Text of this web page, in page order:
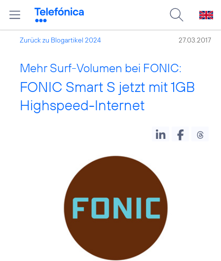
Zurück zu Blogartikel 2024 27.03.2017
Mehr Surf-Volumen bei FONIC:
FONIC Smart S jetzt mit 1GB
Highspeed-Internet